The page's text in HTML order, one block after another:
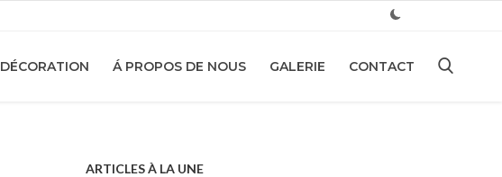
DÉCORATION Á PROPOS DE NOUS GALERIE CONTACT
ARTICLES À LA UNE